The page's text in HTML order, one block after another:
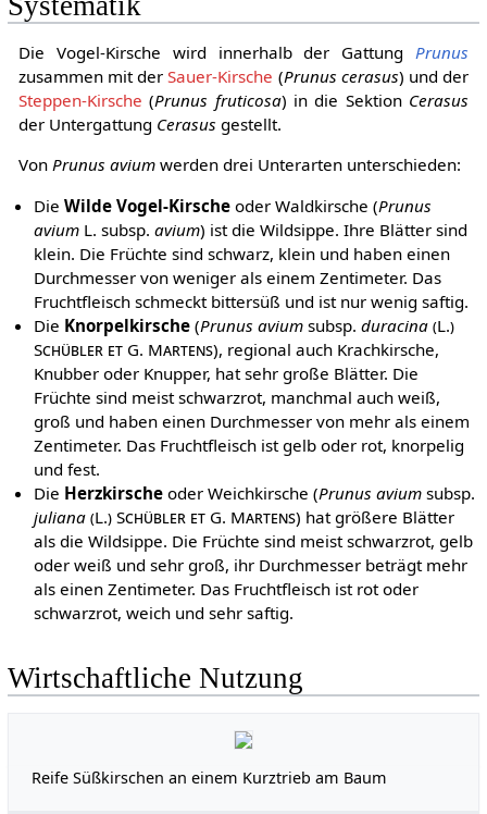
Die Vogel-Kirsche wird innerhalb der GattungPrunus
zusammen mit derSauer-Kirsche (Prunus cerasus) und der
Steppen-Kirsche (Prunus fruticosa) in die Sektion Cerasus
der Untergattung Cerasus gestellt.
Von Prunus aviumwerden drei Unterarten unterschieden:
DieWilde Vogel-Kirsche oder Waldkirsche (Prunus
avium L. subsp.avium) ist die Wildsippe. Ihre Blätter sind
klein. Die Früchte sind schwarz, klein und haben einen
Durchmesser von weniger als einem Zentimeter. Das
Fruchtfleisch schmeckt bittersüß und ist nur wenig saftig.
Die Knorpelkirsche (Prunus avium subsp.duracina (L.)
Schübler et G. Martens), regional auch Krachkirsche,
Knubber oder Knupper, hat sehr große Blätter. Die
Früchte sind meist schwarzrot, manchmal auch weiß,
groß und haben einen Durchmesser von mehr als einem
Zentimeter. Das Fruchtfleisch ist gelb oder rot, knorpelig
und fest.
Die Herzkirsche oder Weichkirsche (Prunus avium subsp.
juliana (L.) Schübler et G. Martens) hat größere Blätter
als die Wildsippe. Die Früchte sind meist schwarzrot, gelb
oder weiß und sehr groß, ihr Durchmesser beträgt mehr
als einen Zentimeter. Das Fruchtfleisch ist rot oder
schwarzrot, weich und sehr saftig.
Wirtschaftliche Nutzung
Reife Süßkirschen an einem Kurztrieb am Baum